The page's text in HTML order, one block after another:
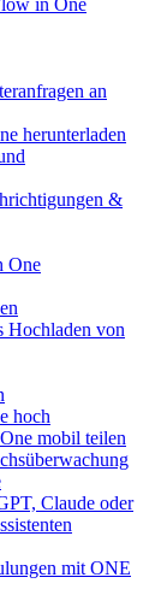
an
herunterladen
&
One
Hochladen von
hoch
mobil teilen
Claude oder
mit ONE